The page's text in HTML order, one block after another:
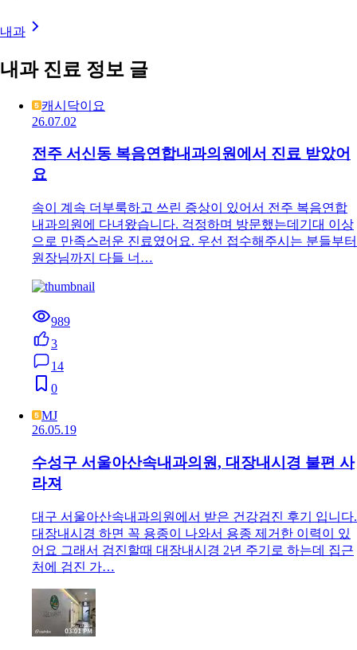
내과
내과 진료 정보 글
캐시닥이요
26.07.02
전주 서신동 복음연합내과의원에서 진료 받았어
요
속이 계속 더부룩하고 쓰린 증상이 있어서 전주 복음연합
내과의원에 다녀왔습니다. 걱정하며 방문했는데기대 이상
으로 만족스러운 진료였어요. 우선 접수해주시는 분들부터
원장님까지 다들 너…
989
3
14
0
MJ
26.05.19
수성구 서울아산속내과의원, 대장내시경 불편 사
라져
대구 서울아산속내과의원에서 받은 건강검진 후기 입니다.
대장내시경 하면 꼭 용종이 나와서 용종 제거한 이력이 있
어요 그래서 검진할때 대장내시경 2년 주기로 하는데 집근
처에 검진 가…